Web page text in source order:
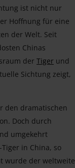
ist nicht nur
Hoffnung für eine
der Welt. Seit
Chinas
der Tiger und
Sichtung zeigt,
den dramatischen
Doch durch
umgekehrt
in China, so
wurde der weltweite